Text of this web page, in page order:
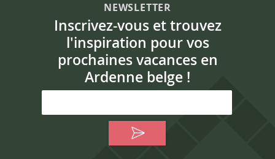
NEWSLETTER
Inscrivez-vous et trouvez
l'inspiration pour vos
prochaines vacances en
Ardenne belge !